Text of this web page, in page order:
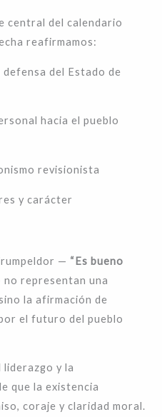
central del calendario
reafirmamos:
defensa del Estado de
hacia el pueblo
revisionista
y carácter
— “Es bueno
no representan una
la afirmación de
el futuro del pueblo
liderazgo y la
que la existencia
coraje y claridad moral.